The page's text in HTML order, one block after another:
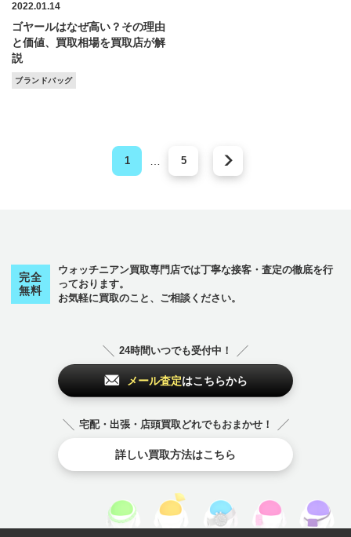
2022.01.14
ゴヤールはなぜ高い？その理由
と価値、買取相場を買取店が解
説
ブランドバッグ
1 … 5
完全
無料
ウォッチニアン買取専門店では丁寧な接客・査定の徹底を行
っております。
お気軽に買取のこと、ご相談ください。
24時間いつでも受付中！
メール査定はこちらから
宅配・出張・店頭買取どれでもおまかせ！
詳しい買取方法はこちら